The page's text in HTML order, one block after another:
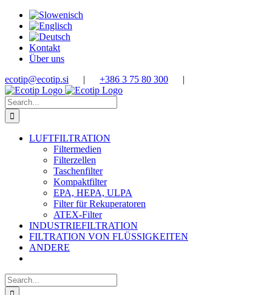
Skip
content
Kontakt
Über uns
ecotip@ecotip.si | +386 3 75 80 300 |
Search
for:
LUFTFILTRATION
Filtermedien
Filterzellen
Taschenfilter
Kompaktfilter
EPA, HEPA, ULPA
Filter für Rekuperatoren
ATEX-Filter
INDUSTRIEFILTRATION
FILTRATION VON FLÜSSIGKEITEN
ANDERE
Search
for: